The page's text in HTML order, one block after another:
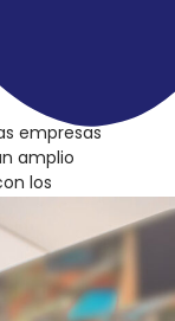
empresas
amplio
los
y
para
riesgos